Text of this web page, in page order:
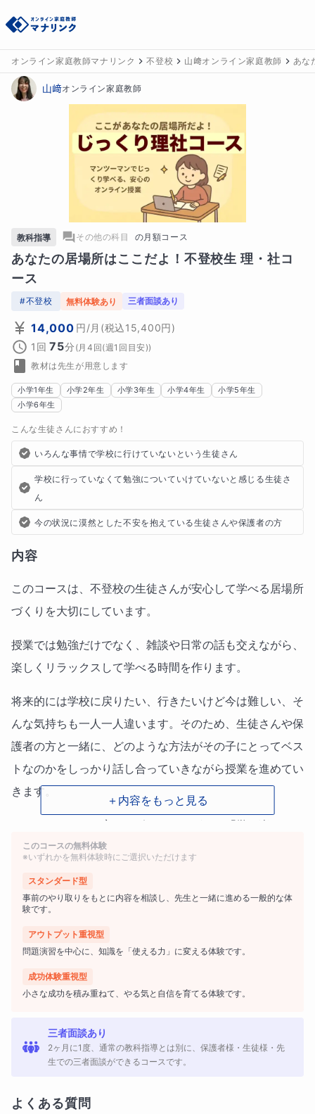
オンライン家庭教師マナリンク 不登校 山﨑オンライン家庭教師 あな
山﨑オンライン家庭教師
教科指導 その他の科目 の月額コース
あなたの居場所はここだよ！不登校生 理・社コ
ース
#不登校 無料体験あり 三者面談あり
14,000 円/月 (税込15,400円)
1回 75分 (月4回(週1回目安))
教材は先生が用意します
小学1年生 小学2年生 小学3年生 小学4年生
小学5年生
小学6年生
こんな生徒さんにおすすめ！
いろんな事情で学校に行けていないという生徒さん
学校に行っていなくて勉強についていけていないと感じる生徒さ
ん
今の状況に漠然とした不安を抱えている生徒さんや保護者の方
内容
このコースは、不登校の生徒さんが安心して学べる居場所
づくりを大切にしています。
授業では勉強だけでなく、雑談や日常の話も交えながら、
楽しくリラックスして学べる時間を作ります。
将来的には学校に戻りたい、行きたいけど今は難しい、そ
んな気持ちも一人一人違います。そのため、生徒さんや保
護者の方と一緒に、どのような方法がその子にとってベス
トなのかをしっかり話し合っていきながら授業を進めてい
きます。
マンツーマンで丁寧にサポートしながら、「学ぶ楽しさ」
と「自分のペース」を大切にしていくコースです。
■宿題について
易しめの練習問題を中心にお出しします。
■保護者様への報告方法
生徒さんの様子、できばえなどもチャットで細かくご報告
いたします。
■お問合せを行って頂く際に知りたいこと
＋内容をもっと見る
このコースの無料体験
※いずれかを無料体験時にご選択いただけます
スタンダード型
事前のやり取りをもとに内容を相談し、先生と一緒に進める一般的な体
験です。
アウトプット重視型
問題演習を中心に、知識を「使える力」に変える体験です。
成功体験重視型
小さな成功を積み重ねて、やる気と自信を育てる体験です。
三者面談あり
2ヶ月に1度、通常の教科指導とは別に、保護者様・生徒様・先
生での三者面談ができるコースです。
よくある質問